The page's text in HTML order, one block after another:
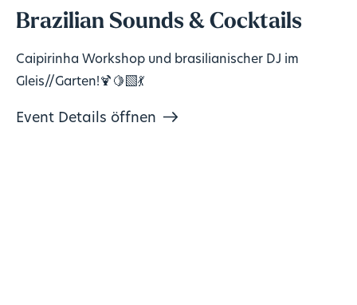
Brazilian Sounds & Cocktails
Caipirinha Workshop und brasilianischer DJ im
Gleis//Garten!🍹🍋‍🟩💃
Event Details öffnen